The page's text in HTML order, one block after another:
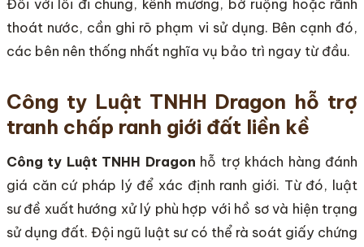
Đối với lối đi chung, kênh mương, bờ ruộng hoặc rãnh
thoát nước, cần ghi rõ phạm vi sử dụng. Bên cạnh đó,
các bên nên thống nhất nghĩa vụ bảo trì ngay từ đầu.
Công ty Luật TNHH Dragon hỗ trợ
tranh chấp ranh giới đất liền kề
Công ty Luật TNHH Dragon hỗ trợ khách hàng đánh
giá căn cứ pháp lý để xác định ranh giới. Từ đó, luật
sư đề xuất hướng xử lý phù hợp với hồ sơ và hiện trạng
sử dụng đất. Đội ngũ luật sư có thể rà soát giấy chứng